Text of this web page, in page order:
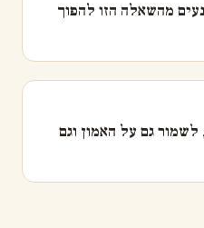
מהשאלה הזו להפוך
לשמור גם על האמון וגם